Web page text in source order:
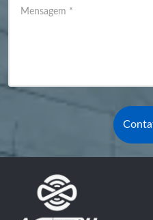
Mensagem *